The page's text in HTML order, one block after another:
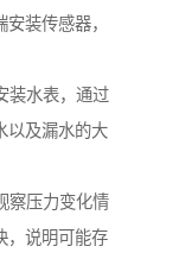
装传感器，
装水表，通过
以及漏水的大
察压力变化情
，说明可能存